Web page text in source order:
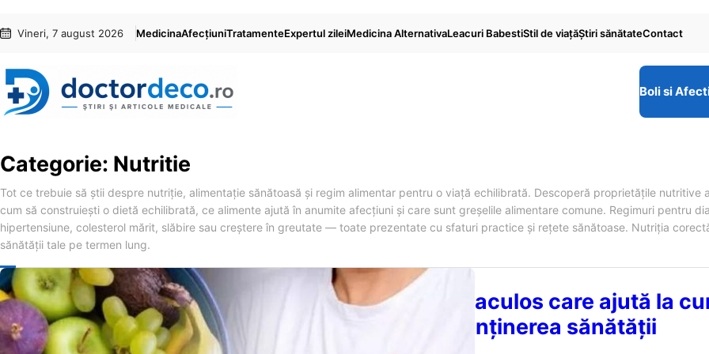
conținut
content
Vineri, 7 august 2026 MedicinaAfecțiuniTratamenteExpertul zileiMedicina AlternativaLeacuri BabestiStil de viaţăŞtiri sănătateContact
Boli si
Categorie: Nutritie
Tot ce trebuie să știi despre nutriție, alimentație sănătoasă și regim alimentar pentru o viață echilibrată. Descoperă proprietățile nutritive
cum să construiești o dietă echilibrată, ce alimente ajută în anumite afecțiuni și care sunt greșelile alimentare comune. Regimuri pentru
hipertensiune, colesterol mărit, slăbire sau creștere în greutate — toate prezentate cu sfaturi practice și rețete sănătoase. Nutriția
sănătății tale pe termen lung.
Bananele: Fructul miraculos care ajută la
colesterolului și la menținerea sănătății